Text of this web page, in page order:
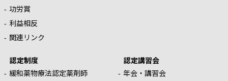
功労賞
利益相反
関連リンク
認定制度
緩和薬物療法認定薬剤師
認定講習会
年会・講習会